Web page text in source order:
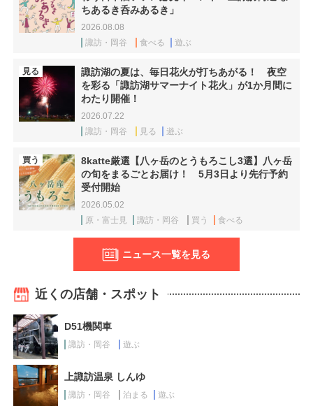
ちあるき呑みあるき」
2026.08.08
諏訪・岡谷
食べる 遊ぶ
見る
諏訪湖の夏は、毎日花火が打ちあがる！ 夜空
を彩る「諏訪湖サマーナイト花火」が1か月間に
わたり開催！
2026.07.22
諏訪・岡谷
見る 遊ぶ
買う
8katte厳選【八ヶ岳のとうもろこし3選】八ヶ岳
の旬をまるごとお届け！ 5月3日より先行予約
受付開始
2026.05.02
原・富士見
諏訪・岡谷 買う 食べる
ニュース一覧を見る
近くの店舗・スポット
D51機関車
諏訪・岡谷 遊ぶ
上諏訪温泉 しんゆ
諏訪・岡谷 泊まる 遊ぶ